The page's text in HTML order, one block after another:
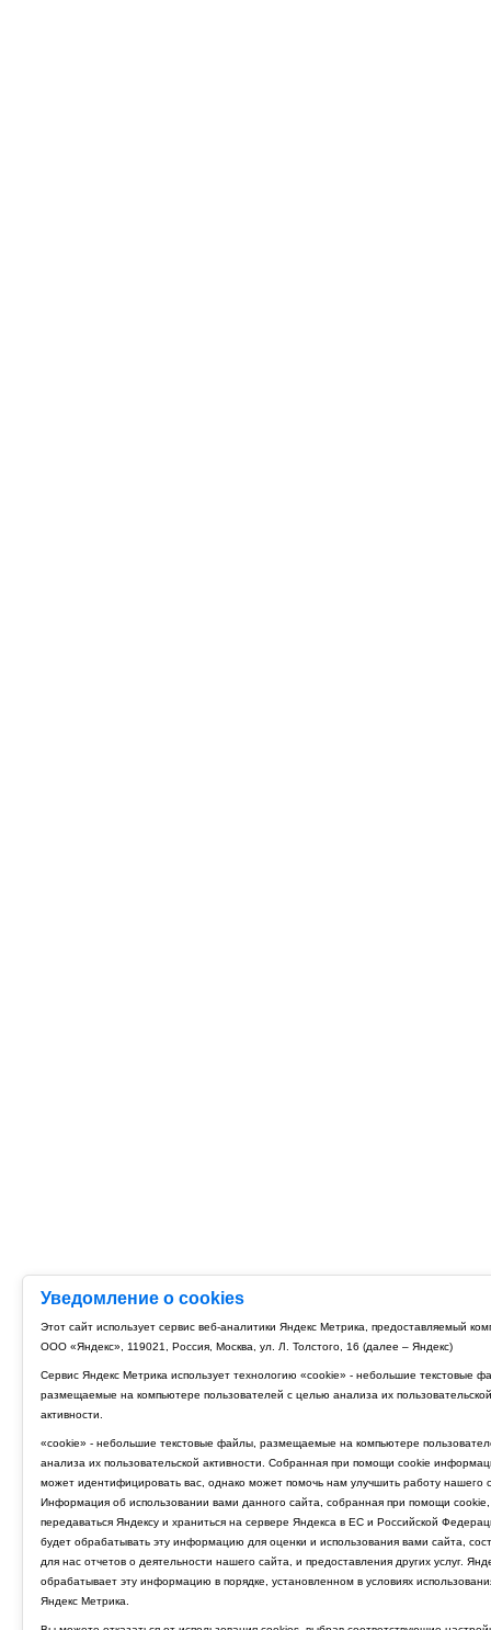
Уведомление о cookies
Этот сайт использует сервис веб-аналитики Яндекс Метрика, предоставляемый
ООО «Яндекс», 119021, Россия, Москва, ул. Л. Толстого, 16 (далее – Яндекс)
Сервис Яндекс Метрика использует технологию «cookie» - небольшие текстовые
размещаемые на компьютере пользователей с целью анализа их пользовательской
активности.
«cookie» - небольшие текстовые файлы, размещаемые на компьютере
анализа их пользовательской активности. Собранная при помощи cookie
может идентифицировать вас, однако может помочь нам улучшить работу нашего
Информация об использовании вами данного сайта, собранная при помощи cookie,
передаваться Яндексу и храниться на сервере Яндекса в ЕС и Российской
будет обрабатывать эту информацию для оценки и использования вами сайта,
для нас отчетов о деятельности нашего сайта, и предоставления других услуг.
обрабатывает эту информацию в порядке, установленном в условиях
Яндекс Метрика.